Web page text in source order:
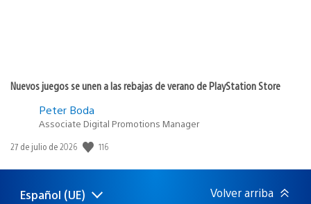
Nuevos juegos se unen a las rebajas de verano de PlayStation Store
Peter Boda
Associate Digital Promotions Manager
Fecha
publicación:
27 de julio de 2026 116
Selecciona
Región
Español (UE) Volver arriba